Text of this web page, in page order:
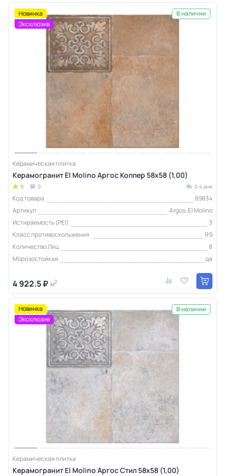
Новинка
Эксклюзив
В наличии
Керамическая плитка
Керамогранит El Molino Аргос Коппер 58x58 (1,00)
0 0 2-4 дня
Код товара
89834
Артикул
Argos, El Molino
Истираемость (PEI)
3
Класс противоскольжения
R9
Количество Лиц
8
Морозостойкая
да
4 922.5 ₽ м2
Новинка
Эксклюзив
В наличии
Керамическая плитка
Керамогранит El Molino Аргос Стил 58x58 (1,00)